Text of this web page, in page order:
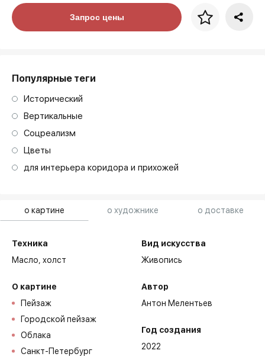
о картине о художнике о доставке
Техника
Масло,холст
О картине
Пейзаж
Городской пейзаж
Облака
Санкт-Петербург
Вид искусства
Живопись
Автор
Антон Мелентьев
Год создания
2022
Цена за багетЗапрос цены
Популярные теги
Исторический
Вертикальные
Соцреализм
Цветы
для интерьера коридора и прихожей